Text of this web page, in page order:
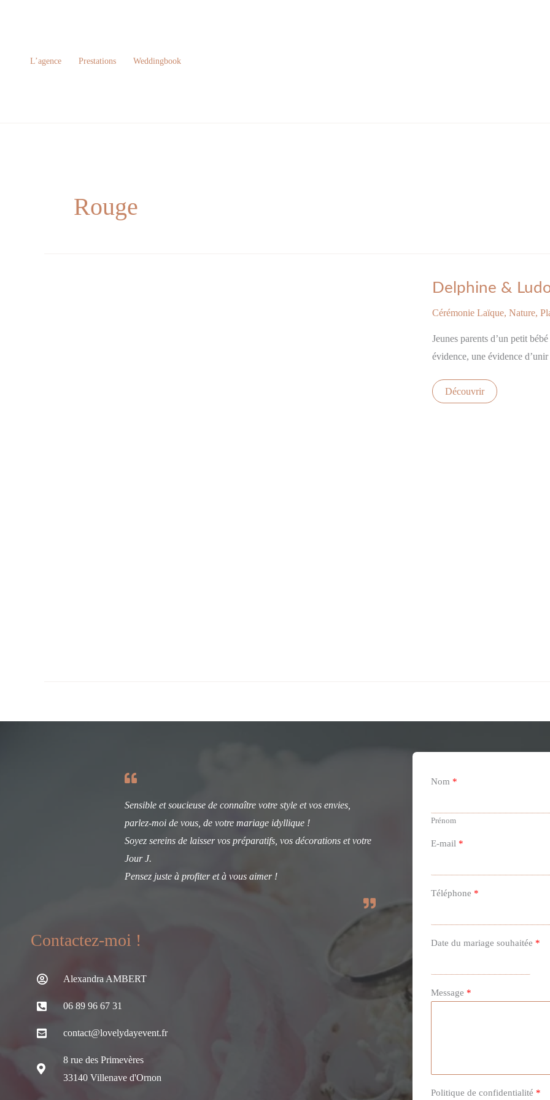
L’agence Prestations Weddingbook
Rouge
Delphine &
Cérémonie Laïque, Nature,
Jeunes parents d’un petit
évidence, une évidence
Delphine
&
Découvrir
Sensible et soucieuse de connaître votre style et vos envies,
parlez-moi de vous, de votre mariage idyllique !
Soyez sereins de laisser vos préparatifs, vos décorations et votre
Jour J.
Pensez juste à profiter et à vous aimer !
Contactez-moi !
Alexandra AMBERT
06 89 96 67 31
contact@lovelydayevent.fr
8 rue des Primevères
33140 Villenave d'Ornon
Nom *
Prénom
E-mail *
Téléphone *
Date du mariage souhaitée *
Message *
Politique de confidentialité *